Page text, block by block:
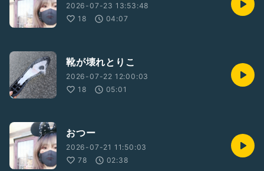
2026-07-23 13:53:48
18
04:07
靴が壊れとりこ
2026-07-22 12:00:03
18
05:01
おつー
2026-07-21 11:50:03
78
02:38